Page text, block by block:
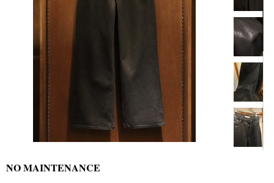
NO MAINTENANCE